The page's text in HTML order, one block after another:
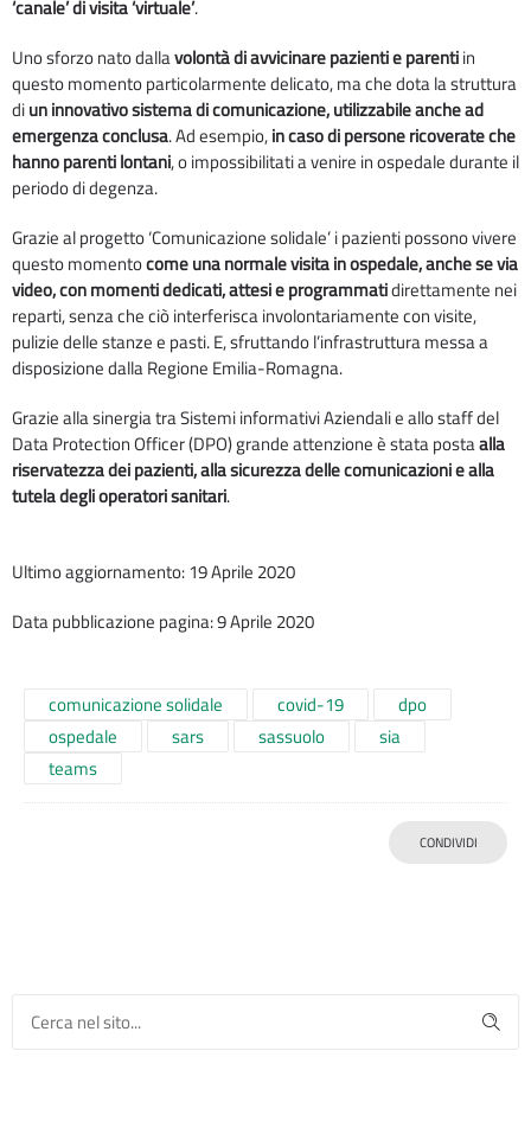
‘canale’ di visita ‘virtuale’.
Uno sforzo nato dallavolontà di avvicinare pazienti e parentiin
questo momento particolarmente delicato, ma che dota la struttura
diun innovativo sistema di comunicazione, utilizzabile anche ad
emergenza conclusa. Ad esempio,in caso di persone ricoverate che
hanno parenti lontani, o impossibilitati a venire in ospedale durante il
periodo di degenza.
Grazie al progetto ‘Comunicazione solidale’ i pazienti possono vivere
questo momentocome una normale visita in ospedale, anche se via
video, con momenti dedicati, attesi e programmatidirettamente nei
reparti, senza che ciò interferisca involontariamente con visite,
pulizie delle stanze e pasti. E, sfruttando l’infrastruttura messa a
disposizione dalla Regione Emilia-Romagna.
Grazie alla sinergia tra Sistemi informativi Aziendali e allo staff del
Data Protection Officer (DPO) grande attenzione è stata postaalla
riservatezza dei pazienti, alla sicurezza delle comunicazioni e alla
tutela degli operatori sanitari.
Ultimo aggiornamento: 19 Aprile 2020
Data pubblicazione pagina: 9 Aprile 2020
comunicazione solidale covid-19
dpo
ospedale
sars sassuolo
sia
teams
CONDIVIDI